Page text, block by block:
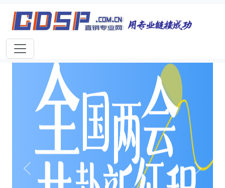
首页 独家报道 行业动态
企业资讯
专题策划 行业报告
打击违规 联系我们
上一个 下一个